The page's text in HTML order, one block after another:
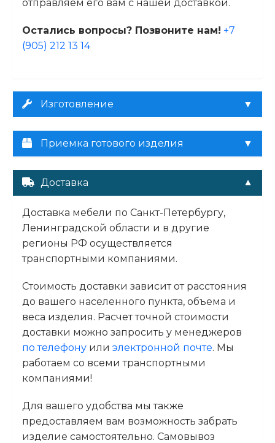
отправляем его вам с нашей доставкой.
Остались вопросы? Позвоните нам! +7
(905) 212 13 14
Изготовление
Приемка готового изделия
Доставка
Доставка мебели по Санкт-Петербургу,
Ленинградской области и в другие
регионы РФ осуществляется
транспортными компаниями.
Стоимость доставки зависит от расстояния
до вашего населенного пункта, объема и
веса изделия. Расчет точной стоимости
доставки можно запросить у менеджеров
по телефону или электронной почте. Мы
работаем со всеми транспортными
компаниями!
Для вашего удобства мы также
предоставляем вам возможность забрать
изделие самостоятельно. Самовывоз